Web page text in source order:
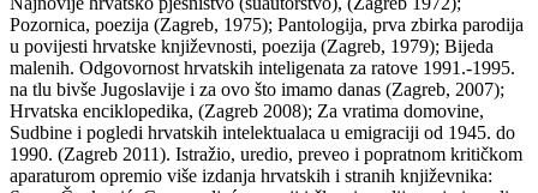
Pozornica, poezija (Zagreb, 1975); Pantologija, prva zbirka parodija
u povijesti hrvatske književnosti, poezija (Zagreb, 1979); Bijeda
malenih. Odgovornost hrvatskih inteligenata za ratove 1991.-1995.
na tlu bivše Jugoslavije i za ovo što imamo danas (Zagreb, 2007);
Hrvatska enciklopedika, (Zagreb 2008); Za vratima domovine,
Sudbine i pogledi hrvatskih intelektualaca u emigraciji od 1945. do
1990. (Zagreb 2011). Istražio, uredio, preveo i popratnom kritičkom
aparaturom opremio više izdanja hrvatskih i stranih književnika: